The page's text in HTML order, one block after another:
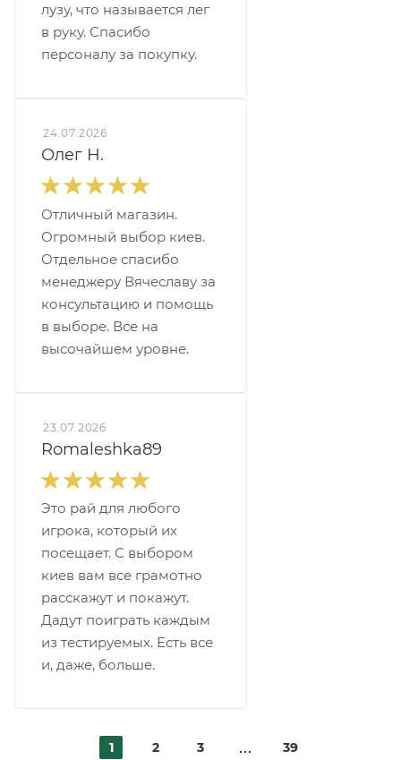
лузу, что называется лег
в руку. Спасибо
персоналу за покупку.
24.07.2026
Олег Н.
Отличный магазин.
Огромный выбор киев.
Отдельное спасибо
менеджеру Вячеславу за
консультацию и помощь
в выборе. Все на
высочайшем уровне.
23.07.2026
Romaleshka89
Это рай для любого
игрока, который их
посещает. С выбором
киев вам все грамотно
расскажут и покажут.
Дадут поиграть каждым
из тестируемых. Есть все
и, даже, больше.
1 2 3 39